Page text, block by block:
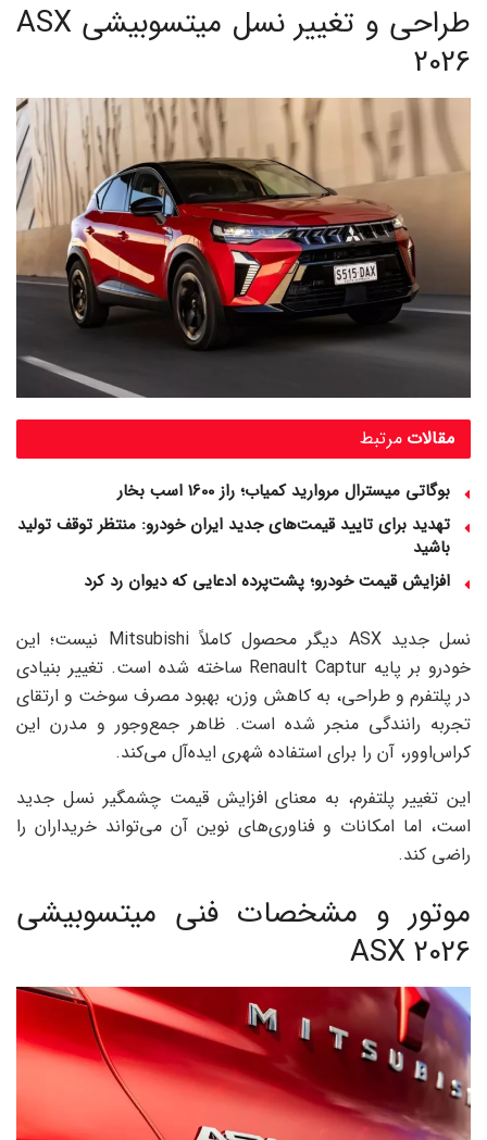
طراحی و تغییر نسل میتسوبیشی ASX
2026
مرتبط مقالات
بوگاتی میسترال مروارید کمیاب؛ راز 1600 اسب‌ بخار
تهدید برای تایید قیمت‌های جدید ایران خودرو: منتظر توقف تولید
باشید
افزایش قیمت خودرو؛ پشت‌پرده ادعایی که دیوان رد کرد
نسل جدید ASX دیگر محصول کاملاً Mitsubishi نیست؛ این
خودرو بر پایه Renault Captur ساخته شده است. تغییر بنیادی
در پلتفرم و طراحی، به کاهش وزن، بهبود مصرف سوخت و ارتقای
تجربه رانندگی منجر شده است. ظاهر جمع‌وجور و مدرن این
کراس‌اوور، آن را برای استفاده شهری ایده‌آل می‌کند.
این تغییر پلتفرم، به معنای افزایش قیمت چشمگیر نسل جدید
است، اما امکانات و فناوری‌های نوین آن می‌تواند خریداران را
راضی کند.
موتور و مشخصات فنی میتسوبیشی
ASX 2026